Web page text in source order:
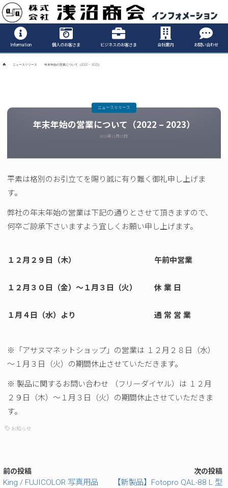
Information
Information 個人のお客さま ビジネスのお客さま 会社案内 お問い合わせ
ニュースリリース 年末年始の営業について（2022 – 2023）
年末年始の営業について（2022 – 2023）
2022年12月15日
ニュースリリース
平素は格別のお引立てを賜り誠に有り難く御礼申し上げま
す。
弊社の年末年始の営業は下記の通りとさせて頂きますので、
何卒ご諒承下さいますよう宜しくお願い申し上げます。
１２月２９日（木） 午前中営業
１２月３０日（金）～１月３日（火） 休 業 日
１月４日（水）より 通 常 営 業
※「アサヌマネットショップ」の営業は １２月２８日（水）
～１月３日（火）の期間休止させていただきます。
※ 製品に関するお問い合わせ （フリーダイヤル）は １２月
２９日（木）～１月３日（火）の期間休止させていただきま
す。
お知らせ
前の投稿
King / FUJICOLOR 写真用品
次の投稿
【新製品】Fotopro QAL-88 L 型